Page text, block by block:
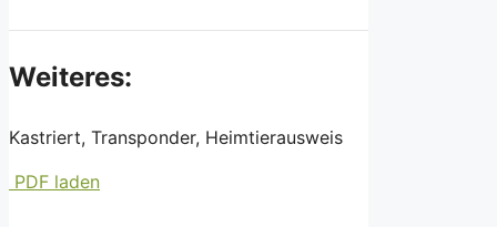
Weiteres:
Kastriert, Transponder, Heimtierausweis
PDF laden